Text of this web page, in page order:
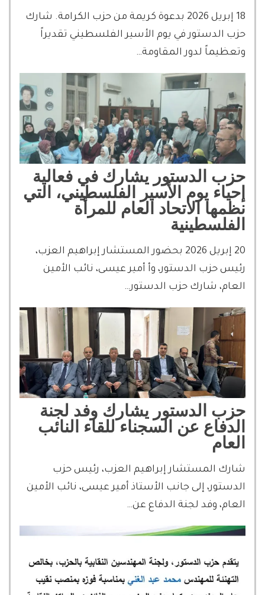
18 إبريل 2026 بدعوة كريمة من حزب الكرامة. شارك
حزب الدستور في يوم الأسير الفلسطيني تقديراً
وتعظيماً لدور المقاومة…
حزب الدستور يشارك في فعالية
إحياء يوم الأسير الفلسطيني، التي
نظمها الاتحاد العام للمرأة
الفلسطينية
20 إبريل 2026 بحضور المستشار إبراهيم العزب،
رئيس حزب الدستور، وأ أمير عيسى، نائب الأمين
العام، شارك حزب الدستور…
حزب الدستور يشارك وفد لجنة
الدفاع عن السجناء للقاء النائب
العام
شارك المستشار إبراهيم العزب، رئيس حزب
الدستور، إلى جانب الأستاذ أمير عيسى، نائب الأمين
العام، وفد لجنة الدفاع عن…